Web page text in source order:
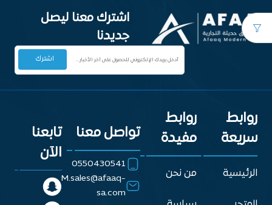
اشترك معنا ليصل
جديدنا
روابط
سريعة
الرئيسية
روابط
مفيدة
من نحن
تواصل معنا
0550430541
M.sales@afaaq-
sa.com
تابعنا
الآن